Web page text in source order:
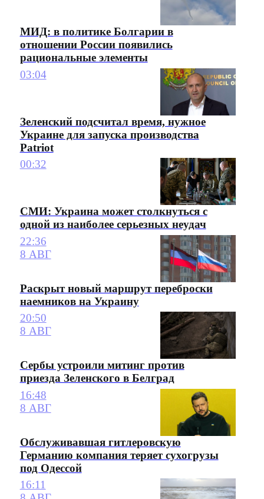
МИД: в политике Болгарии в
отношении России появились
рациональные элементы
03:04
Зеленский подсчитал время, нужное
Украине для запуска производства
Patriot
00:32
СМИ: Украина может столкнуться с
одной из наиболее серьезных неудач
22:36
8 АВГ
Раскрыт новый маршрут переброски
наемников на Украину
20:50
8 АВГ
Сербы устроили митинг против
приезда Зеленского в Белград
16:48
8 АВГ
Обслуживавшая гитлеровскую
Германию компания теряет сухогрузы
под Одессой
16:11